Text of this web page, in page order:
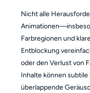
Nicht alle
Farbregionen und
Entblockung
oder den Verlust von
Inhalte können
überlappende